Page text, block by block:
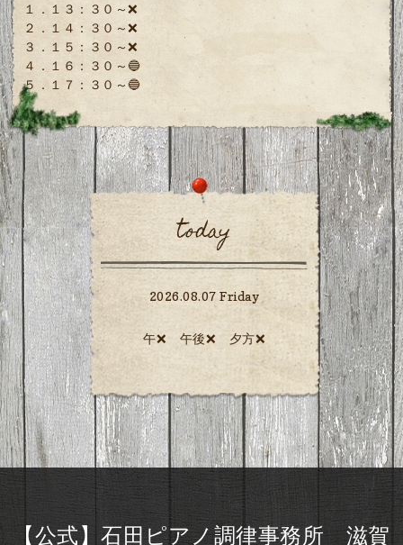
１．１３：３０～❌
２．１４：３０～❌
３．１５：３０～❌
４．１６：３０～🔵
５．１７：３０～🔵
today
2026.08.07 Friday
午❌ 午後❌ 夕方❌️
【公式】石田ピアノ調律事務所 滋賀